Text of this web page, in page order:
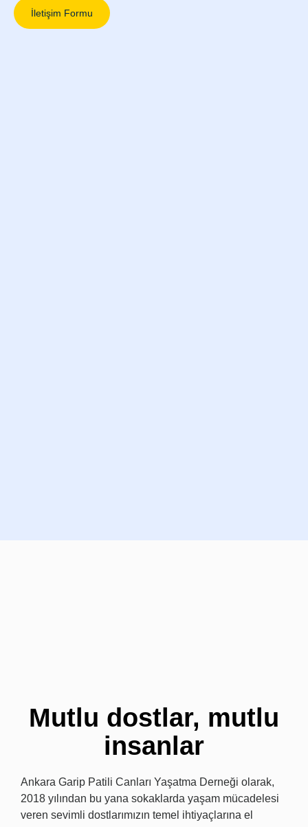
İletişim Formu
Mutlu dostlar, mutlu
insanlar
Ankara Garip Patili Canları Yaşatma Derneği olarak,
2018 yılından bu yana sokaklarda yaşam mücadelesi
veren sevimli dostlarımızın temel ihtiyaçlarına el